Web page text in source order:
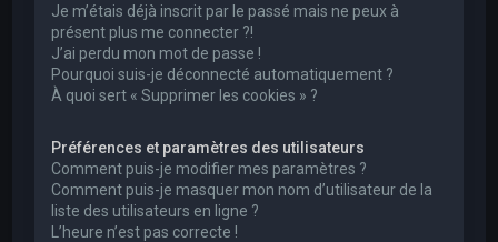
Je m’étais déjà inscrit par le passé mais ne peux à
présent plus me connecter ?!
J’ai perdu mon mot de passe !
Pourquoi suis-je déconnecté automatiquement ?
À quoi sert « Supprimer les cookies » ?
Préférences et paramètres des utilisateurs
Comment puis-je modifier mes paramètres ?
Comment puis-je masquer mon nom d’utilisateur de la
liste des utilisateurs en ligne ?
L’heure n’est pas correcte !